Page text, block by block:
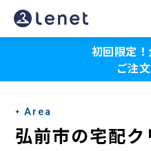
弘
前
の
宅
配
初回限定
ご注
Area
弘前市の宅配